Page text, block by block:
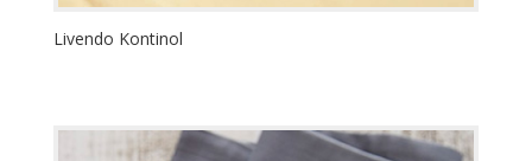
Livendo Kontinol